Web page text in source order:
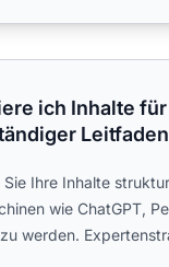
für KI-
ich Inhalte
Sie Ihre Inhalte
wie ChatGPT,
werden.